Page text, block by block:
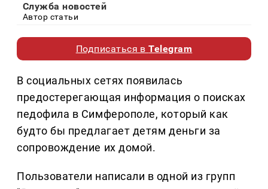
Служба новостей
Автор статьи
Подписаться вTelegram
В социальных сетях появилась
предостерегающая информация о поисках
педофила в Симферополе, который как
будто бы предлагает детям деньги за
сопровождение их домой.
Пользователи написали в одной из групп